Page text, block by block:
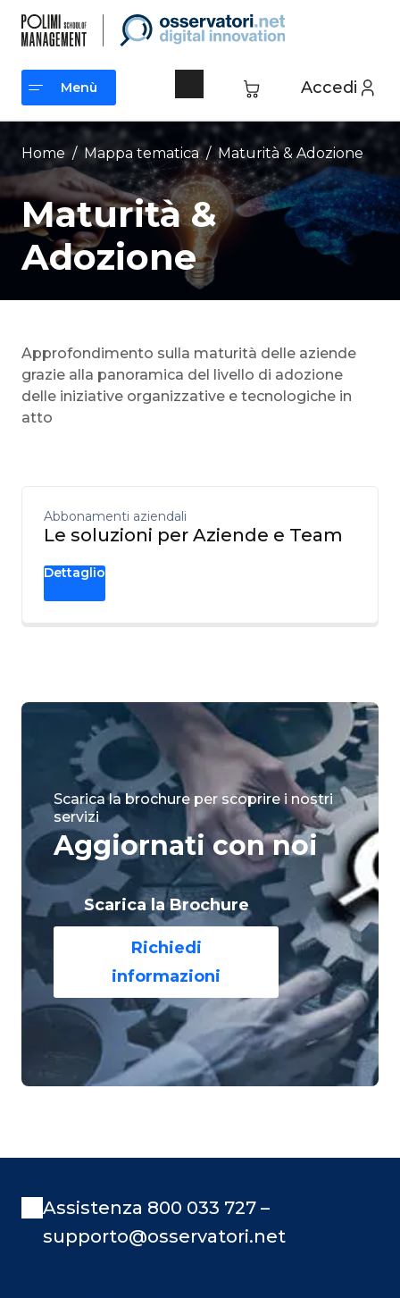
contenuto
Accedi
Menù
Menù
Home/ Mappa tematica / Maturità & Adozione
Maturità &
Adozione
Approfondimento sulla maturità delle aziende
grazie alla panoramica del livello di adozione
delle iniziative organizzative e tecnologiche in
atto
Abbonamenti aziendali
Le soluzioni per Aziende e Team
Dettaglio
Scarica la brochure per scoprire i nostri
servizi
Aggiornati con noi
Scarica la Brochure
Richiedi
informazioni
Assistenza 800 033 727 –
supporto@osservatori.net